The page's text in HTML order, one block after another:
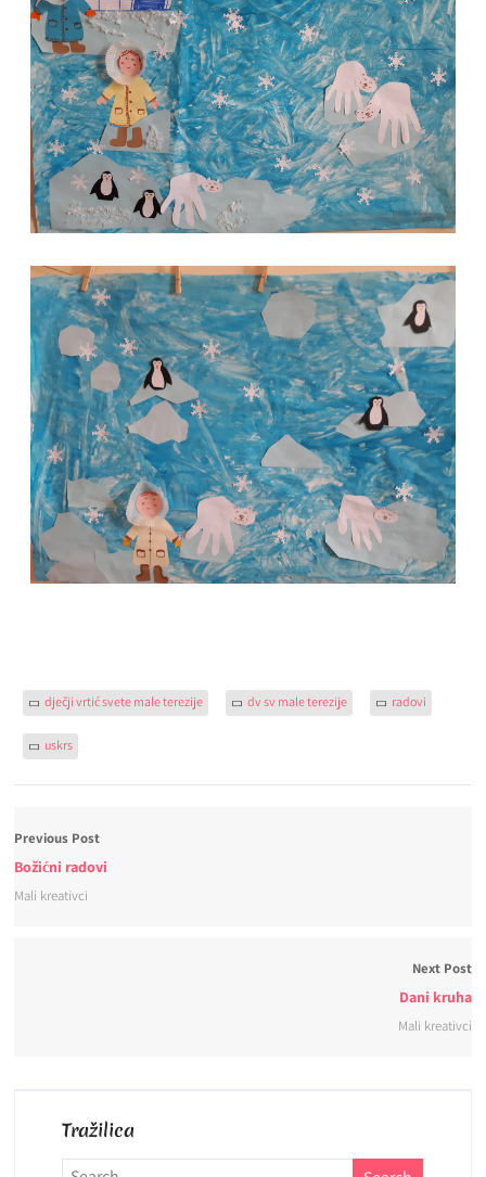
dječji vrtić svete male terezije dv sv male terezije radovi
uskrs
Previous Post
Božićni radovi
Mali kreativci
Next Post
Dani kruha
Mali kreativci
Tražilica